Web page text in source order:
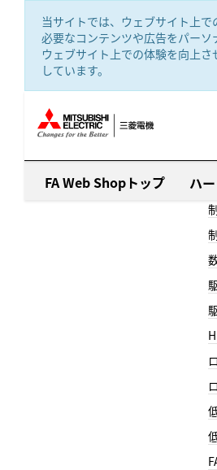
当サイトでは、ウェブサイト上
必要なコンテンツや広告をパー
ウェブサイト上での体験を向上
しています。
FA Web Shopトップ ハ